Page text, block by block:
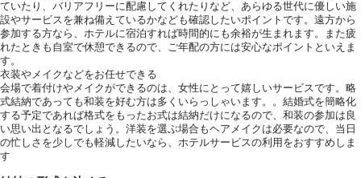
ていたり、バリアフリーに配慮してくれたりなど、あらゆる世代に優しい施
設やサービスを兼ね備えているかなども確認したいポイントです。遠方から
参加する方なら、ホテルに宿泊すれば時間的にも余裕が生まれます。また疲
れたときも自室で休憩できるので、ご年配の方には安心なポイントといえま
す。
衣装やメイクなどをお任せできる
会場で着付けやメイクができるのは、女性にとって嬉しいサービスです。略
式結納であっても和装を好む方は多くいらっしゃいます。。結婚式を簡略化
する予定であれば格式をもったお式は結納だけになるので、和装の参加は良
い思い出となるでしょう。洋装を選ぶ場合もヘアメイクは必要なので、当日
の忙しさを少しでも軽減したいなら、ホテルサービスの利用をおすすめしま
す